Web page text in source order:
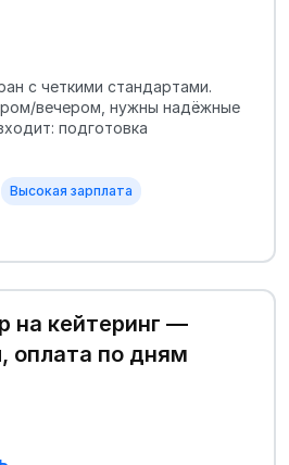
с четкими стандартами.
вечером, нужны надёжные
подготовка
Высокая зарплата
на кейтеринг —
оплата по дням